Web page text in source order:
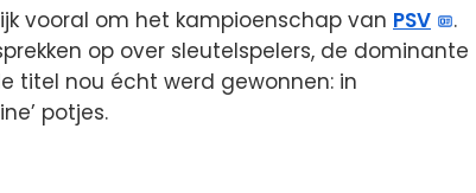
vooral om het kampioenschap van PSV
.
op over sleutelspelers, de dominante
titel nou écht werd gewonnen: in
potjes.